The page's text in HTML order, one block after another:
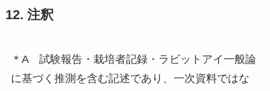
12. 注釈
＊A 試験報告・栽培者記録・ラビットアイ一般論
に基づく推測を含む記述であり、一次資料ではな